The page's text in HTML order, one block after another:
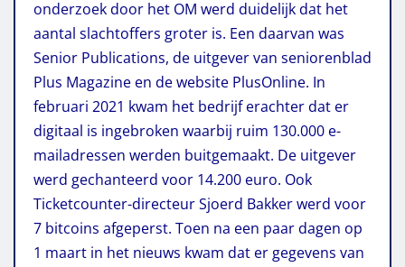
onderzoek door het OM werd duidelijk dat het
aantal slachtoffers groter is. Een daarvan was
Senior Publications, de uitgever van seniorenblad
Plus Magazine en de website PlusOnline. In
februari 2021 kwam het bedrijf erachter dat er
digitaal is ingebroken waarbij ruim 130.000 e-
mailadressen werden buitgemaakt. De uitgever
werd gechanteerd voor 14.200 euro. Ook
Ticketcounter-directeur Sjoerd Bakker werd voor
7 bitcoins afgeperst. Toen na een paar dagen op
1 maart in het nieuws kwam dat er gegevens van